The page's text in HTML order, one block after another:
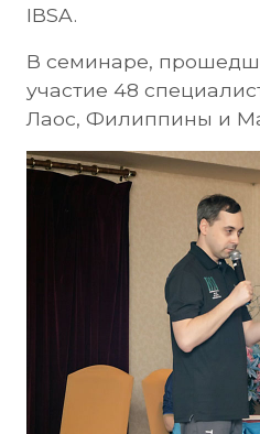
IBSA.
В семинаре,
участие 48
Лаос, Филиппины и